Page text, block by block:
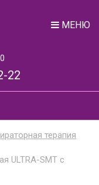
МЕНЮ
22
терапия
ULTRA-SMT с